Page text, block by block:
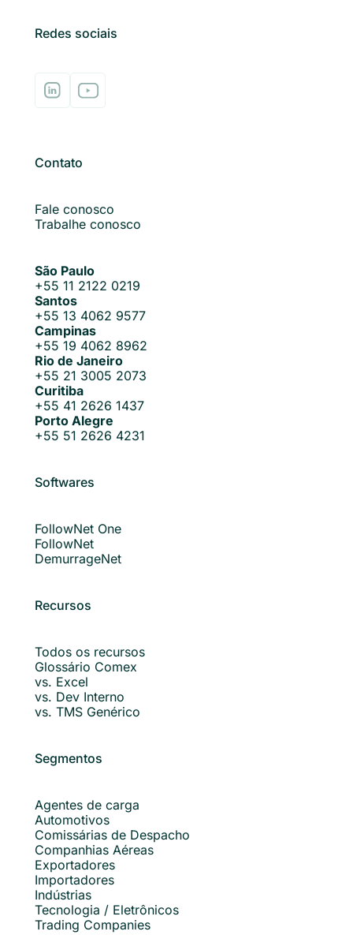
Redes sociais
Contato
Fale conosco
Trabalhe conosco
São Paulo
+55 11 2122 0219
Santos
+55 13 4062 9577
Campinas
+55 19 4062 8962
Rio de Janeiro
+55 21 3005 2073
Curitiba
+55 41 2626 1437
Porto Alegre
+55 51 2626 4231
Softwares
FollowNet One
FollowNet
DemurrageNet
Recursos
Todos os recursos
Glossário Comex
vs. Excel
vs. Dev Interno
vs. TMS Genérico
Segmentos
Agentes de carga
Automotivos
Comissárias de Despacho
Companhias Aéreas
Exportadores
Importadores
Indústrias
Tecnologia / Eletrônicos
Trading Companies